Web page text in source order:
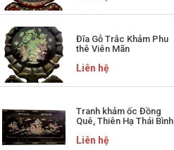
Đĩa Gỗ Trắc Khảm Phu
thê Viên Mãn
Liên hệ
Tranh khảm ốc Đồng
Quê, Thiên Hạ Thái Bình
Liên hệ